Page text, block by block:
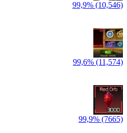
99,9% (10,546)
99,6% (11,574)
99,9% (7665)